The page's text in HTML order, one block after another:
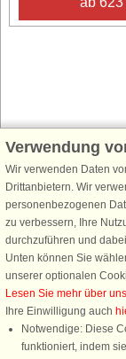
Schließen Sie sich
Erhalten Sie einen
Ferienhausurlaub -
an. Verpassen Sie
Urlaubstipps!
Verwendung
Wir verwenden Daten
Drittanbietern. Wir
personenbezogenen
zu verbessern, Ihre
durchzuführen und
Unten können Sie
unserer optionalen
Lesen Sie mehr über
Ihre Einwilligung auch
Notwendige: Diese
funktioniert, indem